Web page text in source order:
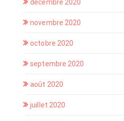
décembre 2020
novembre 2020
octobre 2020
septembre 2020
août 2020
juillet 2020